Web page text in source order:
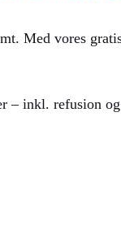
Med vores
– inkl. refusion